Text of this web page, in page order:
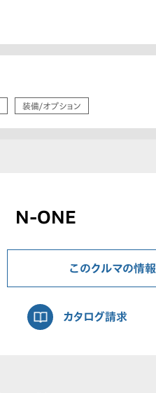
装備/オプション
N-ONE
このクルマの情
カタログ請求